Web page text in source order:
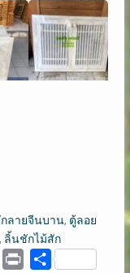
ลายจีนบาน, ตู้ลอย
ลิ้นชักไม้สัก
Copy
Print Share